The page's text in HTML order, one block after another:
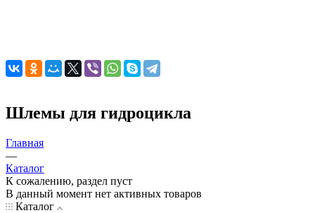
Шлемы для гидроцикла
Главная
—
Каталог
К сожалению, раздел пуст
В данный момент нет активных товаров
Каталог